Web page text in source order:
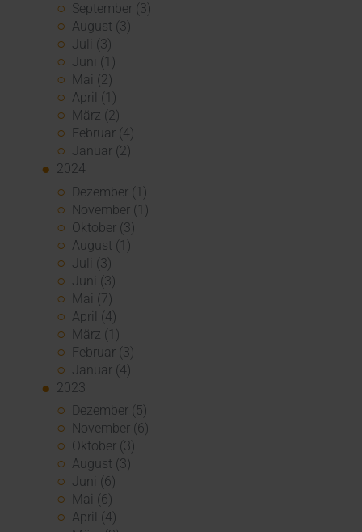
September (3)
August (3)
Juli (3)
Juni (1)
Mai (2)
April (1)
März (2)
Februar (4)
Januar (2)
2024
Dezember (1)
November (1)
Oktober (3)
August (1)
Juli (3)
Juni (3)
Mai (7)
April (4)
März (1)
Februar (3)
Januar (4)
2023
Dezember (5)
November (6)
Oktober (3)
August (3)
Juni (6)
Mai (6)
April (4)